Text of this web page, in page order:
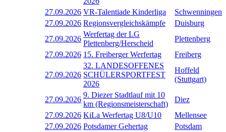
27.09.2026 VR-Talentiade Kinderliga
Schwenningen
27.09.2026 Regionsvergleichskämpfe
Duisburg
27.09.2026
Werfertag der LG
Plettenberg/Herscheid
Plettenberg
27.09.2026 15. Freiberger Werfertag Freiberg
27.09.2026
32. LANDESOFFENES
SCHÜLERSPORTFEST
2026
Hoffeld
(Stuttgart)
27.09.2026
9. Diezer Stadtlauf mit 10
km (Regionsmeisterschaft)
Diez
27.09.2026 KiLa Werfertag U8/U10
Mellensee
27.09.2026 Potsdamer Gehertag Potsdam